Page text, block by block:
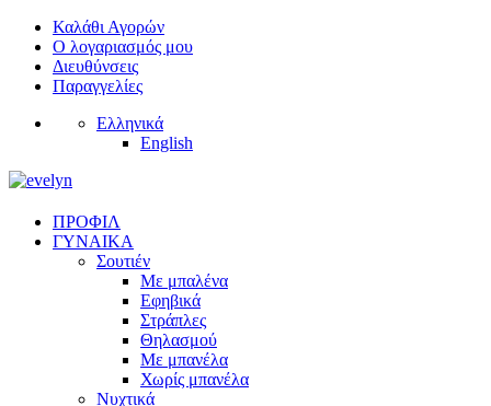
Καλάθι Αγορών
Ο λογαριασμός μου
Διευθύνσεις
Παραγγελίες
Ελληνικά
English
ΠΡΟΦΙΛ
ΓΥΝΑΙΚΑ
Σουτιέν
Με μπαλένα
Εφηβικά
Στράπλες
Θηλασμού
Με μπανέλα
Χωρίς μπανέλα
Νυχτικά